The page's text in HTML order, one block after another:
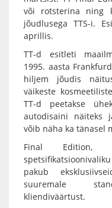
või rotsterina ning
jõudlusega TTS-i.
aprillis.
TT-d esitleti
1995. aasta
hiljem jõudis
väikeste
TT-d peetakse
autodisaini näiteks
võib näha ka tänasel
Final
pakub
suuremale
kliendiväärtust.